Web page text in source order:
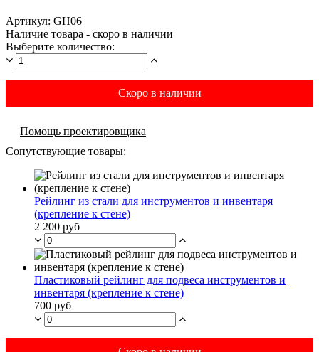
Артикул: GH06
Наличие товара - скоро в наличии
Выберите количество:
Скоро в наличии
Помощь проектировщика
Сопутствующие товары:
Рейлинг из стали для инструментов и инвентаря
(крепление к стене)
2 200 руб
Пластиковый рейлинг для подвеса инструментов и
инвентаря (крепление к стене)
700 руб